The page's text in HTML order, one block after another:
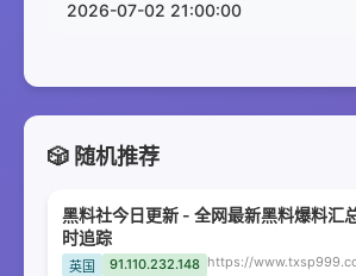
2026-07-02 21:00:00
🎲 随机推荐
黑料社今日更新 - 全网最新黑料爆料汇
时追踪
英国 91.110.232.148 https://